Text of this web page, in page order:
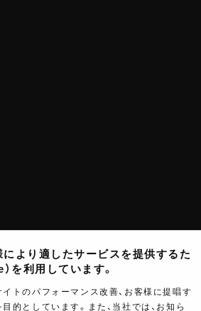
により適したサービスを提供するた
を利用しています。
イトのパフォーマンス改善、お客様に提唱す
的としています。また、当社では、お知ら